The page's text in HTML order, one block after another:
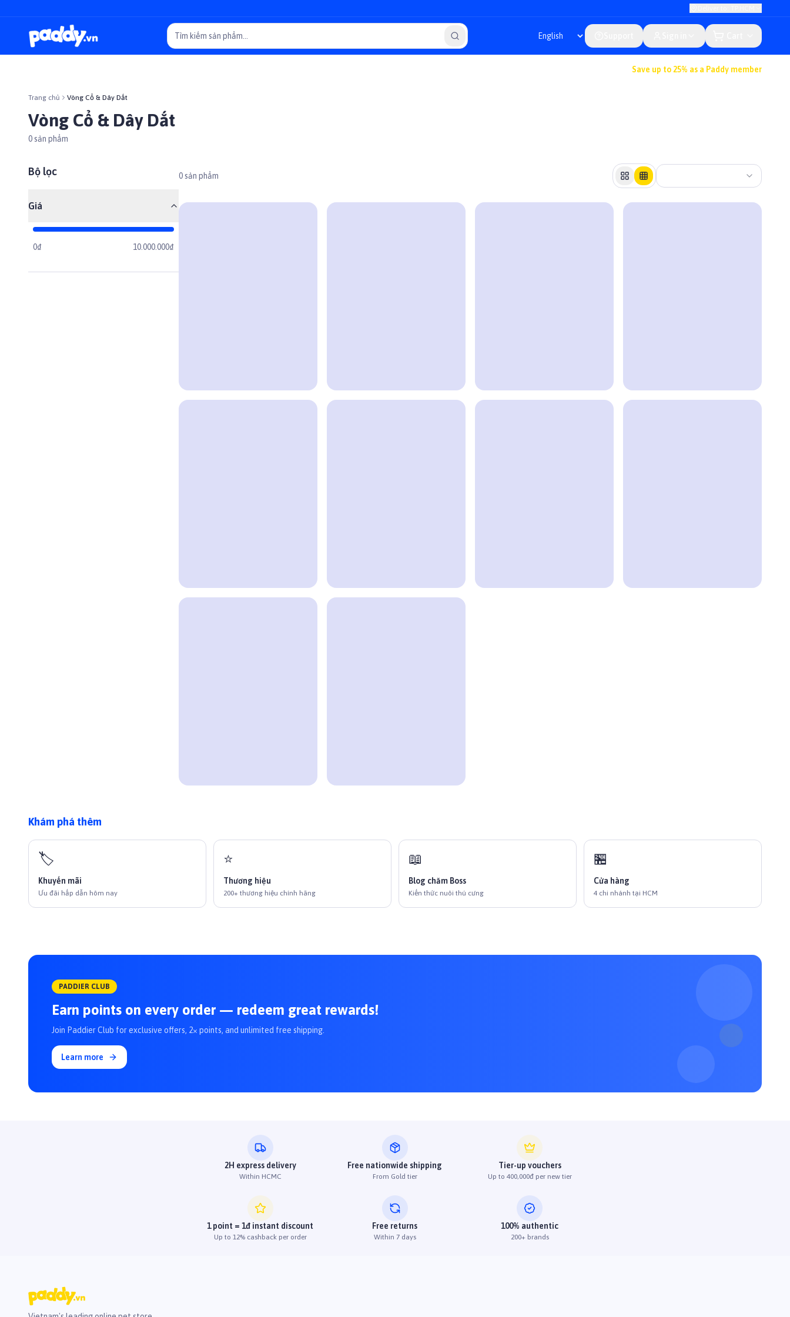
Save up to 25% as a Paddy member
Trang chủ Vòng Cổ & Dây Dắt
Vòng Cổ & Dây Dắt
0sản phẩm
Bộ lọc
Giá
0₫ 10.000.000₫
0sản phẩm
Khám phá thêm
🏷️
Khuyến mãi
Ưu đãi hấp dẫn hôm nay
⭐
Thương hiệu
200+ thương hiệu chính hãng
📖
Blog chăm Boss
Kiến thức nuôi thú cưng
🏪
Cửa hàng
4 chi nhánh tại HCM
PADDIER CLUB
Earn points on every order — redeem great rewards!
Join Paddier Club for exclusive offers, 2× points, and unlimited free shipping.
Learn more
2H express delivery
Within HCMC
Free nationwide shipping
From Gold tier
Tier-up vouchers
Up to 400,000đ per new tier
1 point = 1đ instant discount
Up to 12% cashback per order
Free returns
Within 7 days
100% authentic
200+ brands